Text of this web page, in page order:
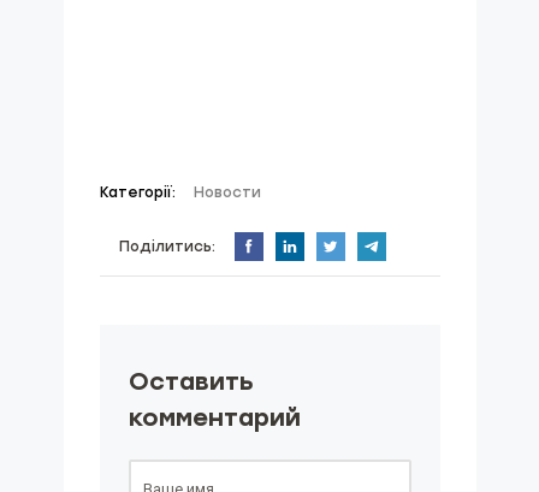
Категорії: Новости
Поділитись:
Оставить
комментарий